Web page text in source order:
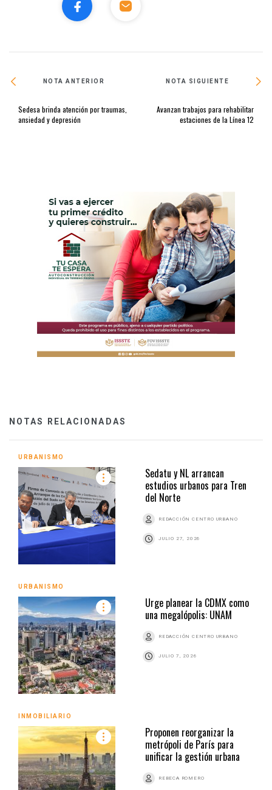
NOTA ANTERIOR
Sedesa brinda atención por traumas,
ansiedad y depresión
NOTA SIGUIENTE
Avanzan trabajos para rehabilitar
estaciones de la Línea 12
NOTAS RELACIONADAS
URBANISMO
Sedatu y NL arrancan
estudios urbanos para Tren
del Norte
REDACCIÓN CENTRO URBANO
JULIO 27, 2026
URBANISMO
Urge planear la CDMX como
una megalópolis: UNAM
REDACCIÓN CENTRO URBANO
JULIO 7, 2026
INMOBILIARIO
Proponen reorganizar la
metrópoli de París para
unificar la gestión urbana
REBECA ROMERO